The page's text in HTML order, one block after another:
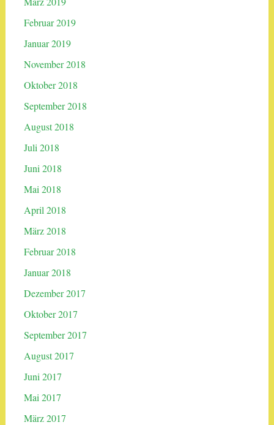
Februar 2019
Januar 2019
November 2018
Oktober 2018
September 2018
August 2018
Juli 2018
Juni 2018
Mai 2018
April 2018
März 2018
Februar 2018
Januar 2018
Dezember 2017
Oktober 2017
September 2017
August 2017
Juni 2017
Mai 2017
März 2017